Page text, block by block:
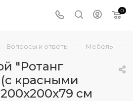
0
Вопросы и ответы — Мебель —
"Ротанг
красными
см